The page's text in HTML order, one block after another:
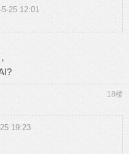
25 12:01
18楼
19:23